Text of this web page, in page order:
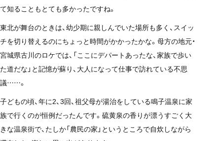
て知ることもとても多かったですね。
東北が舞台のときは、幼少期に親しんでいた場所も多く、スイッ
チを切り替えるのにちょっと時間がかかったかな。母方の地元・
宮城県古川のロケでは、「ここにデパートあったな、家族で歩い
た道だな」と記憶が蘇り、大人になって仕事で訪れている不思
議……。
子どもの頃、年に2、3回、祖父母が湯治をしている鳴子温泉に家
族で行くのが恒例だったんです。硫黄泉の香りが漂うすごく大
きな温泉街で、たしか「農民の家」というところで自炊しながら